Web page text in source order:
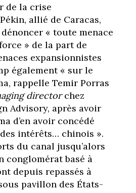
de la crise
allié de Caracas,
dénoncer « toute menace
» de la part de
expansionnistes
également « sur le
rappelle Temir Porras
directorchez
Advisory, après avoir
d’en avoir concédé
intérêts… chinois ».
du canal jusqu’alors
conglomérat basé à
depuis repassés à
pavillon des États-